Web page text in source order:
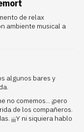
de relax
ambiente musical a
algunos bares y
no comemos... ¡pero
de los compañeros.
¡¡¡Y ni siquiera hablo